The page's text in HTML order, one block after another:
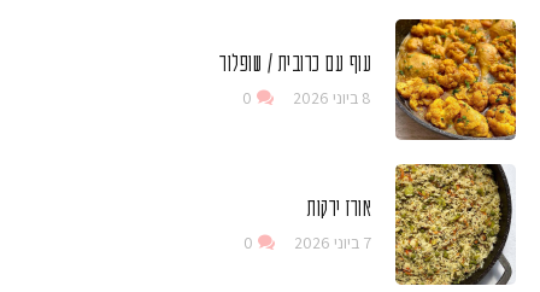
עוף עם כרובית / שופלור
8 ביוני 2026 0
אורז ירקות
7 ביוני 2026 0